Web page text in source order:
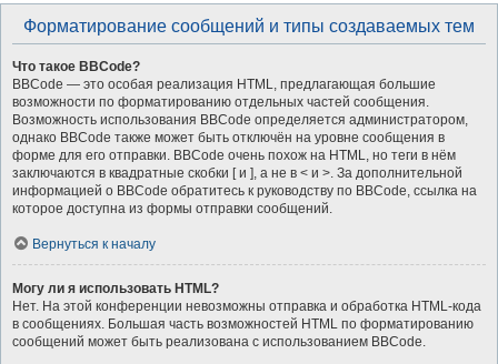
Форматирование сообщений и типы создаваемых тем
Что такое BBCode?
BBCode — это особая реализация HTML, предлагающая большие
возможности по форматированию отдельных частей сообщения.
Возможность использования BBCode определяется администратором,
однако BBCode также может быть отключён на уровне сообщения в
форме для его отправки. BBCode очень похож на HTML, но теги в нём
заключаются в квадратные скобки [ и ], а не в < и >. За дополнительной
информацией о BBCode обратитесь к руководству по BBCode, ссылка на
которое доступна из формы отправки сообщений.
Вернуться к началу
Могу ли я использовать HTML?
Нет. На этой конференции невозможны отправка и обработка HTML-кода
в сообщениях. Большая часть возможностей HTML по форматированию
сообщений может быть реализована с использованием BBCode.